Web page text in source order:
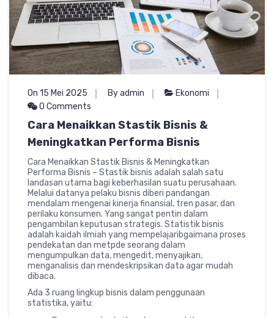
On 15 Mei 2025 By admin
Ekonomi
0 Comments
Cara Menaikkan Stastik Bisnis &
Meningkatkan Performa Bisnis
Cara Menaikkan Stastik Bisnis & Meningkatkan
Performa Bisnis – Stastik bisnis adalah salah satu
landasan utama bagi keberhasilan suatu perusahaan.
Melalui datanya pelaku bisnis diberi pandangan
mendalam mengenai kinerja finansial, tren pasar, dan
perilaku konsumen. Yang sangat pentin dalam
pengambilan keputusan strategis. Statistik bisnis
adalah kaidah ilmiah yang mempelajaribgaimana proses
pendekatan dan metpde seorang dalam
mengumpulkan data, mengedit, menyajikan,
menganalisis dan mendeskripsikan data agar mudah
dibaca.
Ada 3 ruang lingkup bisnis dalam penggunaan
statistika, yaitu: